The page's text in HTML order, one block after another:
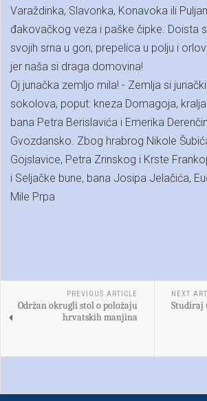
Varaždinka, Slavonka, Konavoka ili
đakovačkog veza i paške čipke. Doista
svojih srna u gori, prepelica u polju i
jer naša si draga domovina!
Oj junačka zemljo mila! - Zemlja si
sokolova, poput: kneza Domagoja,
bana Petra Berislavića i Emerika
Gvozdansko. Zbog hrabrog Nikole
Gojslavice, Petra Zrinskog i Krste
i Seljačke bune, bana Josipa Jelačića,
Mile Prpa
PREVIOUS ARTICLE
Održan okrugli stol o položaju
hrvatskih manjina
NEXT
Studiraj